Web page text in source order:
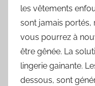
les vêtements
sont jamais
vous pourrez à
être gênée. La
lingerie gainante.
dessous, sont